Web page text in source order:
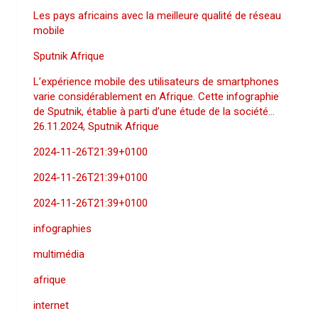
Les pays africains avec la meilleure qualité de réseau
mobile
Sputnik Afrique
L’expérience mobile des utilisateurs de smartphones
varie considérablement en Afrique. Cette infographie
de Sputnik, établie à parti d’une étude de la société…
26.11.2024, Sputnik Afrique
2024-11-26T21:39+0100
2024-11-26T21:39+0100
2024-11-26T21:39+0100
infographies
multimédia
afrique
internet